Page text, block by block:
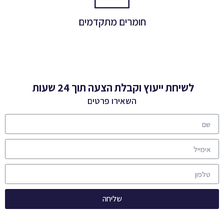
חומרים מתקדמים
לפרטים
לשיחת ייעוץ וקבלת הצעה תוך 24 שעות
השאירו פרטים
שליחה